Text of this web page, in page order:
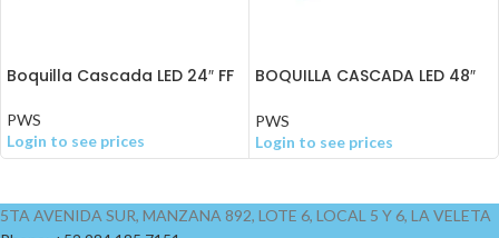
Boquilla Cascada LED 24″ FF
PWS
Login to see prices
BOQUILLA CASCADA LED 48″
PWS
Login to see prices
5TA AVENIDA SUR, MANZANA 892, LOTE 6, LOCAL 5 Y 6, LA VELETA